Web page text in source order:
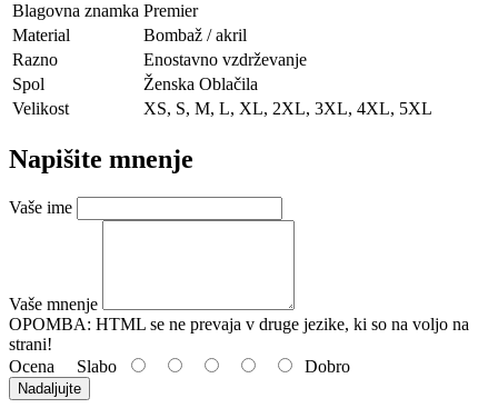
Blagovna znamka Premier
Material
Bombaž / akril
Razno
Enostavno vzdrževanje
Spol
Ženska Oblačila
Velikost
XS, S, M, L, XL, 2XL, 3XL, 4XL, 5XL
Napišite mnenje
Vaše ime
Vaše mnenje
OPOMBA: HTML se ne prevaja v druge jezike, ki so na voljo na
strani!
Ocena Slabo Dobro
Nadaljujte